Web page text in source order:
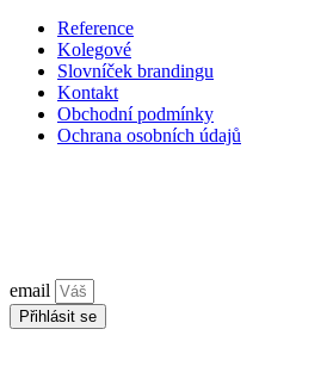
Reference
Kolegové
Slovníček brandingu
Kontakt
Obchodní podmínky
Ochrana osobních údajů
email
Přihlásit se